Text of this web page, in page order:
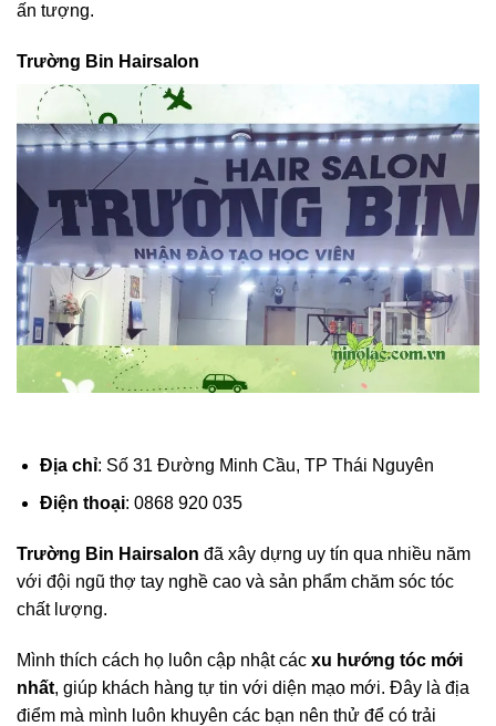
ấn tượng.
Trường Bin Hairsalon
Địa chỉ: Số 31 Đường Minh Cầu, TP Thái Nguyên
Điện thoại: 0868 920 035
Trường Bin Hairsalon đã xây dựng uy tín qua nhiều năm
với đội ngũ thợ tay nghề cao và sản phẩm chăm sóc tóc
chất lượng.
Mình thích cách họ luôn cập nhật các xu hướng tóc mới
nhất, giúp khách hàng tự tin với diện mạo mới. Đây là địa
điểm mà mình luôn khuyên các bạn nên thử để có trải